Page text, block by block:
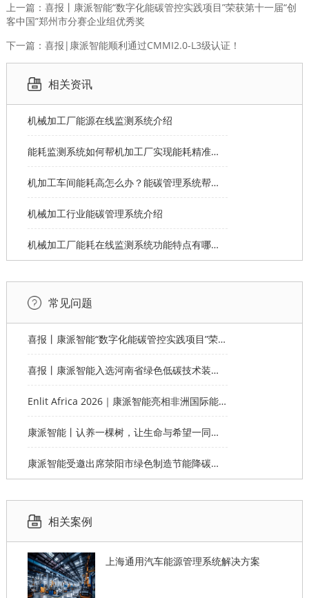
上一篇：喜报丨康派智能“数字化能碳管控实践项目”荣获第十一届“创
客中国”郑州市分赛企业组优秀奖
下一篇：喜报|康派智能顺利通过CMMI2.0-L3级认证！
相关资讯
机械加工厂能源在线监测系统介绍
能耗监测系统如何帮机加工厂实现能耗精准分摊？
机加工车间能耗高怎么办？能碳管理系统帮您节能
机械加工行业能碳管理系统介绍
机械加工厂能耗在线监测系统功能特点有哪些？
常见问题
喜报丨康派智能“数字化能碳管控实践项目”荣获第十一届“创客中国”郑州市分赛企业组优秀奖
喜报丨康派智能入选河南省绿色低碳技术装备应用典型案例
Enlit Africa 2026｜康派智能亮相非洲国际能源电力展，赋能非洲能源数字化绿色转型
康派智能丨认养一棵树，让生命与希望一同生长
康派智能受邀出席荥阳市绿色制造节能降碳工作说明会并作主题分享
相关案例
上海通用汽车能源管理系统解决方案